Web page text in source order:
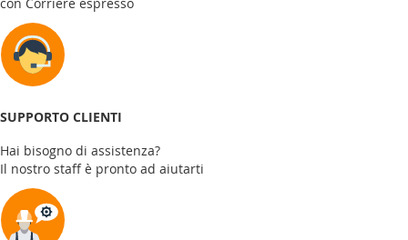
SUPPORTO CLIENTI
Hai bisogno di assistenza?
Il nostro staff è pronto ad aiutarti